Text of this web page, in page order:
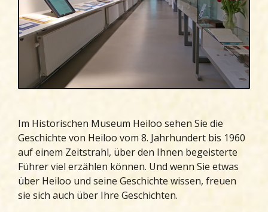
Im Historischen Museum Heiloo sehen Sie die
Geschichte von Heiloo vom 8. Jahrhundert bis 1960
auf einem Zeitstrahl, über den Ihnen begeisterte
Führer viel erzählen können. Und wenn Sie etwas
über Heiloo und seine Geschichte wissen, freuen
sie sich auch über Ihre Geschichten.